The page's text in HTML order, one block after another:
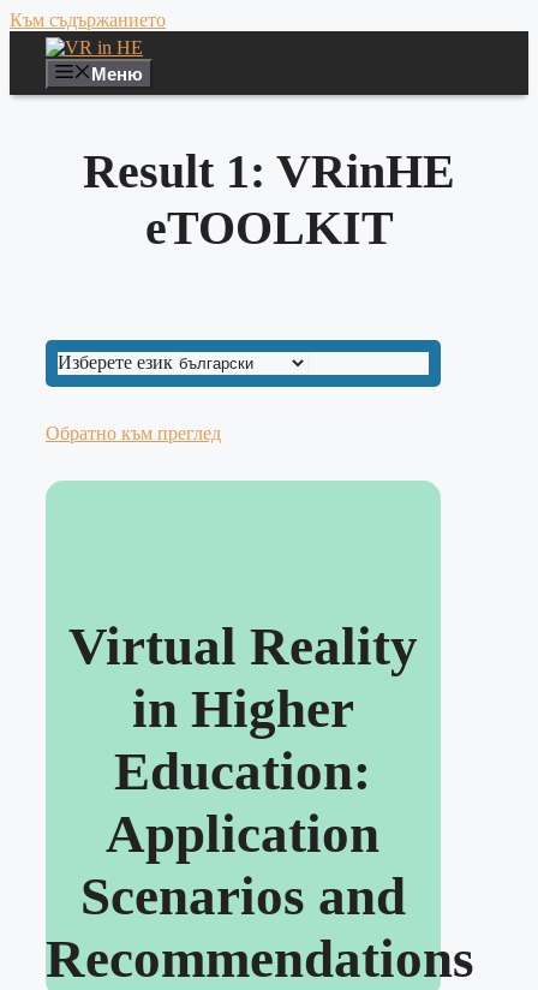
Към съдържанието
Меню
Result 1: VRinHE
eTOOLKIT
Изберете език
Обратно към преглед
Virtual Reality
in Higher
Education:
Application
Scenarios and
Recommendations